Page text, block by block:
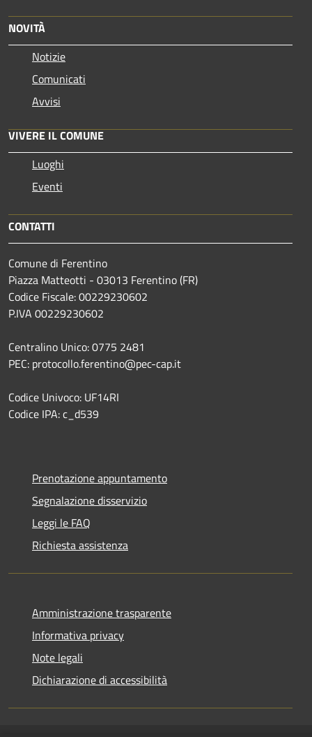
NOVITÀ
Notizie
Comunicati
Avvisi
VIVERE IL COMUNE
Luoghi
Eventi
CONTATTI
Comune di Ferentino
Piazza Matteotti - 03013 Ferentino (FR)
Codice Fiscale: 00229230602
P.IVA 00229230602
Centralino Unico: 0775 2481
PEC: protocollo.ferentino@pec-cap.it
Codice Univoco: UF14RI
Codice IPA: c_d539
Prenotazione appuntamento
Segnalazione disservizio
Leggi le FAQ
Richiesta assistenza
Amministrazione trasparente
Informativa privacy
Note legali
Dichiarazione di accessibilità